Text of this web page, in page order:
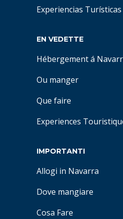
Experiencias Turísticas
EN VEDETTE
Hébergement á
Ou manger
Que faire
Experiences
IMPORTANTI
Allogi in Navarra
Dove mangiare
Cosa Fare